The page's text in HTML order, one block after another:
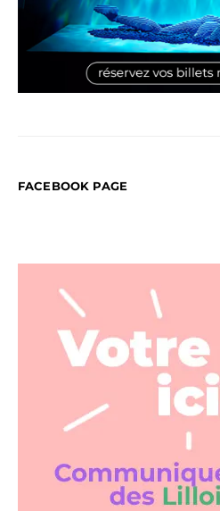
FACEBOOK PAGE